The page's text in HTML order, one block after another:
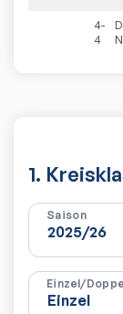
4-
4
1.
Saison
Einzel/